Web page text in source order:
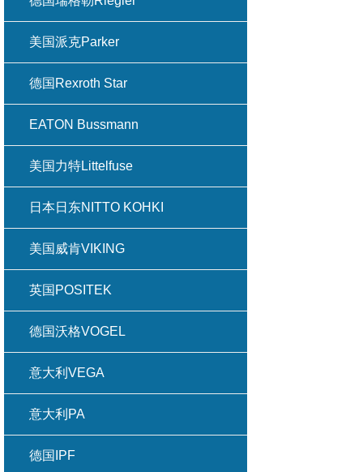
美国派克Parker
德国Rexroth Star
EATON Bussmann
美国力特Littelfuse
日本日东NITTO KOHKI
美国威肯VIKING
英国POSITEK
德国沃格VOGEL
意大利VEGA
意大利PA
德国IPF